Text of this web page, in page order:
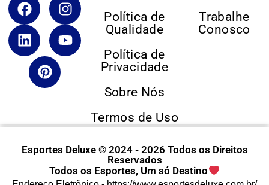
Política de
Qualidade
Política de
Privacidade
Sobre Nós
Termos de Uso
Trabalhe
Conosco
Esportes Deluxe © 2024 - 2026 Todos os Direitos
Reservados
Todos os Esportes, Um só Destino